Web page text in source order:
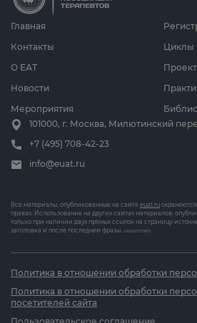
Главная
О ЕАТ
Новости
Мероприятия
Циклы
Контакты
101000, г. Москва, Милютинский
+7 (495) 708-42-23
info@euat.ru
Все материалы, опубликованные на сайте euat.ru
правах. Использование на других сайтах материалов,
только при наличии двух прямых ссылок на страницу-
заголовка и после последней фразы. v202607031833
Политика в отношении обработки
Политика в отношении обработки
посетителей сайта